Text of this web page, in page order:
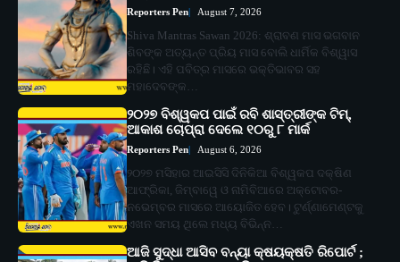
Reporters Pen August 7, 2026
Shiva Mantras Sawan 2026: ଶ୍ରାବଣ ମାସ ଭଗବାନ
ଶିବଙ୍କ ଅତ୍ୟନ୍ତ ପ୍ରିୟ ମାସ ବୋଲି ଧାର୍ମିକ ବିଶ୍ୱାସ
ରହିଛି। ଏହି ପବିତ୍ର ମାସରେ ଭକ୍ତିଭାବର ସହ
ମହାଦେବଙ୍କ…
୨୦୨୭ ବିଶ୍ୱକପ ପାଇଁ ରବି ଶାସ୍ତ୍ରୀଙ୍କ ଟିମ୍,
ଆକାଶ ଚୋପ୍ରା ଦେଲେ ୧୦ରୁ ୮ ମାର୍କ
Reporters Pen August 6, 2026
୨୦୨୭ ମସିହାର ଆଇସିସି ଦିନିକିଆ ବିଶ୍ୱକପ ଦକ୍ଷିଣ
ଆଫ୍ରିକା, ଜିମ୍ବାୱେ ଓ ନାମିବିଆରେ ଅକ୍ଟୋବର-
ନଭେମ୍ବର ମାସରେ ଆୟୋଜିତ ହେବ। ଟୁର୍ଣ୍ଣାମେଣ୍ଟକୁ
ଏଖନ ସମୟ ଥିଲେ ମଧ୍ୟ ବିଭିନ୍ନ…
ଆଜି ସୁଦ୍ଧା ଆସିବ ବନ୍ୟା କ୍ଷୟକ୍ଷତି ରିପୋର୍ଟ ;